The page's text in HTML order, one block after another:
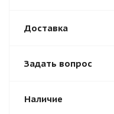
Доставка
Задать вопрос
Наличие